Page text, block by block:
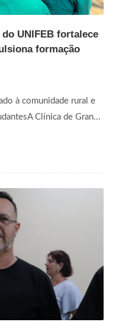
UNIFEB fortalece
formação
à comunidade rural e
Clínica de Gran...